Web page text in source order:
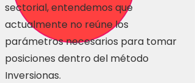
sectorial, entendemos que
actualmente no reúne los
parámetros necesarios para tomar
posiciones dentro del método
Inversionas.